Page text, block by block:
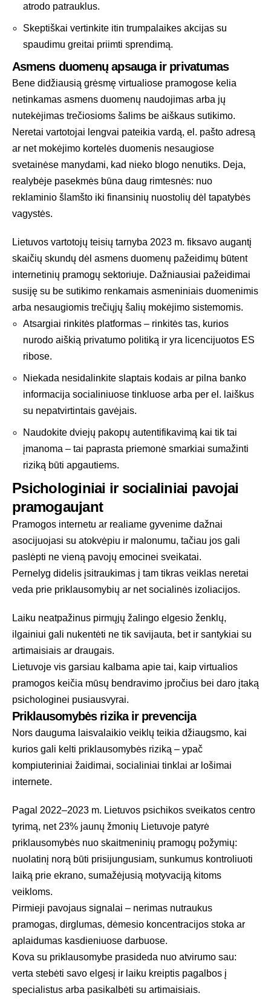
atrodo patrauklus.
Skeptiškai vertinkite itin trumpalaikes akcijas su
spaudimu greitai priimti sprendimą.
Asmens duomenų apsauga ir privatumas
Bene didžiausią grėsmę virtualiose pramogose kelia
netinkamas asmens duomenų naudojimas arba jų
nutekėjimas trečiosioms šalims be aiškaus sutikimo.
Neretai vartotojai lengvai pateikia vardą, el. pašto adresą
ar net mokėjimo kortelės duomenis nesaugiose
svetainėse manydami, kad nieko blogo nenutiks. Deja,
realybėje pasekmės būna daug rimtesnės: nuo
reklaminio šlamšto iki finansinių nuostolių dėl tapatybės
vagystės.
Lietuvos vartotojų teisių tarnyba 2023 m. fiksavo augantį
skaičių skundų dėl asmens duomenų pažeidimų būtent
internetinių pramogų sektoriuje. Dažniausiai pažeidimai
susiję su be sutikimo renkamais asmeniniais duomenimis
arba nesaugiomis trečiųjų šalių mokėjimo sistemomis.
Atsargiai rinkitės platformas – rinkitės tas, kurios
nurodo aiškią privatumo politiką ir yra licencijuotos ES
ribose.
Niekada nesidalinkite slaptais kodais ar pilna banko
informacija socialiniuose tinkluose arba per el. laiškus
su nepatvirtintais gavėjais.
Naudokite dviejų pakopų autentifikavimą kai tik tai
įmanoma – tai paprasta priemonė smarkiai sumažinti
riziką būti apgautiems.
Psichologiniai ir socialiniai pavojai
pramogaujant
Pramogos internetu ar realiame gyvenime dažnai
asocijuojasi su atokvėpiu ir malonumu, tačiau jos gali
paslėpti ne vieną pavojų emocinei sveikatai.
Pernelyg didelis įsitraukimas į tam tikras veiklas neretai
veda prie priklausomybių ar net socialinės izoliacijos.
Laiku neatpažinus pirmųjų žalingo elgesio ženklų,
ilgainiui gali nukentėti ne tik savijauta, bet ir santykiai su
artimaisiais ar draugais.
Lietuvoje vis garsiau kalbama apie tai, kaip virtualios
pramogos keičia mūsų bendravimo įpročius bei daro įtaką
psichologinei pusiausvyrai.
Priklausomybės rizika ir prevencija
Nors dauguma laisvalaikio veiklų teikia džiaugsmo, kai
kurios gali kelti priklausomybės riziką – ypač
kompiuteriniai žaidimai, socialiniai tinklai ar lošimai
internete.
Pagal 2022–2023 m. Lietuvos psichikos sveikatos centro
tyrimą, net 23% jaunų žmonių Lietuvoje patyrė
priklausomybės nuo skaitmeninių pramogų požymių:
nuolatinį norą būti prisijungusiam, sunkumus kontroliuoti
laiką prie ekrano, sumažėjusią motyvaciją kitoms
veikloms.
Pirmieji pavojaus signalai – nerimas nutraukus
pramogas, dirglumas, dėmesio koncentracijos stoka ar
aplaidumas kasdieniuose darbuose.
Kova su priklausomybe prasideda nuo atvirumo sau:
verta stebėti savo elgesį ir laiku kreiptis pagalbos į
specialistus arba pasikalbėti su artimaisiais.